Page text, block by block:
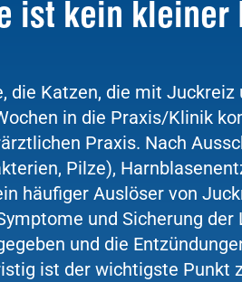
ist kein kleiner
die Katzen, die mit
in die Praxis/Klinik
Praxis. Nach
Pilze),
häufiger Auslöser von
und Sicherung
und die
ist der wichtigste Punkt